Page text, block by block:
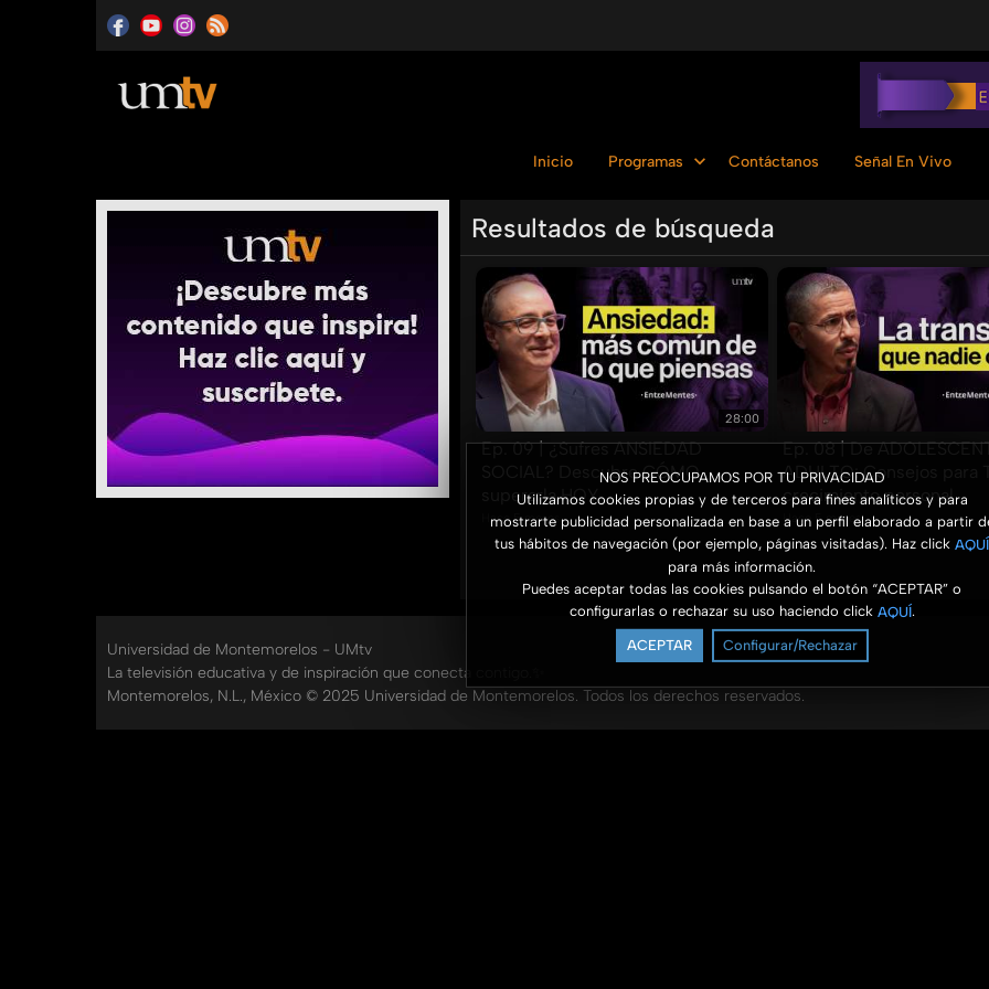
NOS PREOCUPAMOS POR TU PRIVACIDAD
Utilizamos cookies propias y de terceros para fines analíticos y para
mostrarte publicidad personalizada en base a un perfil elaborado a partir
tus hábitos de navegación (por ejemplo, páginas visitadas). Haz click AQUÍ
para más información.
Puedes aceptar todas las cookies pulsando el botón “ACEPTAR” o
configurarlas o rechazar su uso haciendo click AQUÍ.
ACEPTAR Configurar/Rechazar
Inicio Programas Contáctanos Señal En Vivo
Resultados de búsqueda
Ordenar por:
28:00
Ep. 09 | ¿Sufres ANSIEDAD
SOCIAL? Descubre CÓMO
superarla HOY
Hace 5 meses
Ep. 08 | De
ADULTO: Consejos para
crecimiento personal
Hace 5 meses
Universidad de Montemorelos - UMtv
La televisión educativa y de inspiración que conecta contigo.✨
Montemorelos, N.L., México © 2025 Universidad de Montemorelos. Todos los derechos reservados.